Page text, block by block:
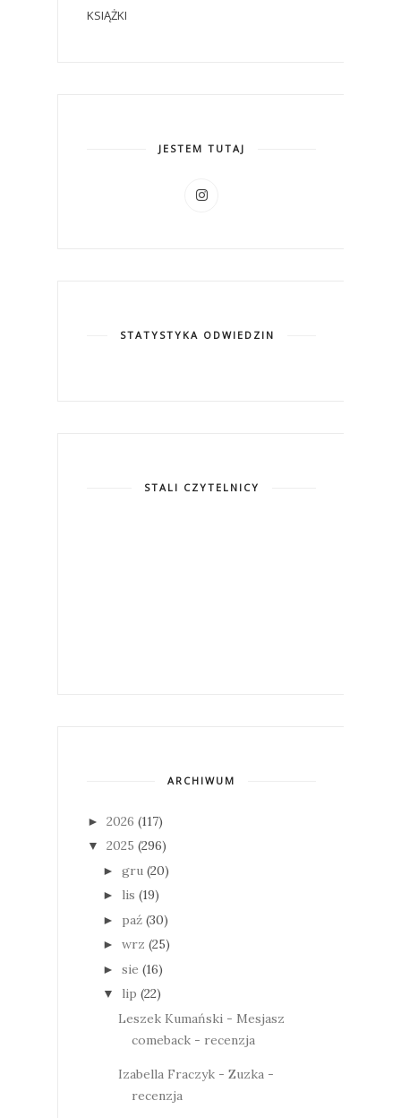
KSIĄŻKI
JESTEM TUTAJ
STATYSTYKA ODWIEDZIN
STALI CZYTELNICY
ARCHIWUM
► 2026 (117)
▼ 2025 (296)
► gru (20)
► lis (19)
► paź (30)
► wrz (25)
► sie (16)
▼ lip (22)
Leszek Kumański - Mesjasz
comeback - recenzja
Izabella Fraczyk - Zuzka -
recenzja